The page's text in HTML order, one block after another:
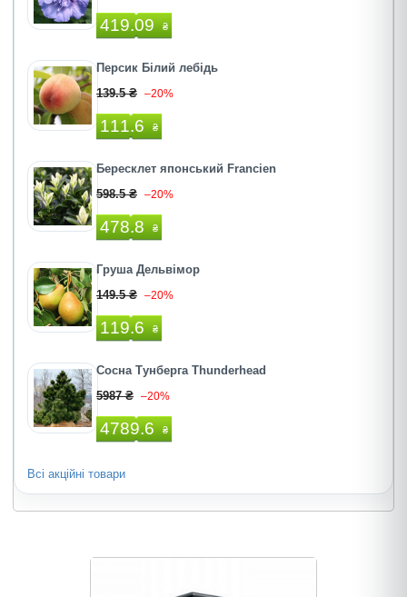
419.09 ₴
Персик Білий лебідь
139.5 ₴ –20%
111.6 ₴
Бересклет японський Francien
598.5 ₴ –20%
478.8 ₴
Груша Дельвімор
149.5 ₴ –20%
119.6 ₴
Сосна Тунберга Thunderhead
5987 ₴ –20%
4789.6 ₴
Всі акційні товари